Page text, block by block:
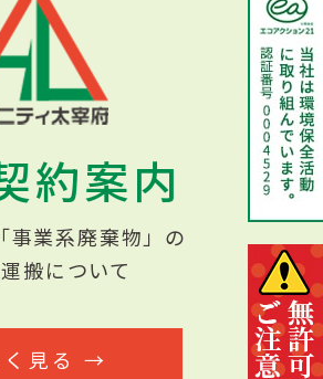
約案内
事業系廃棄物」の
搬について
く見る →